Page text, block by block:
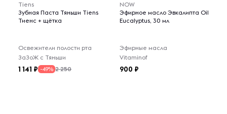
Tiens
Зубная Паста Тяньши Tiens
Тиенс + щётка
Освежители полости рта
ЗаЗоЖ с Тяньши
1 141 -49% 2 250
NOW
Эфирное масло Эвкалипта Oil
Eucalyptus, 30 мл
Эфирные масла
Vitaminof
900